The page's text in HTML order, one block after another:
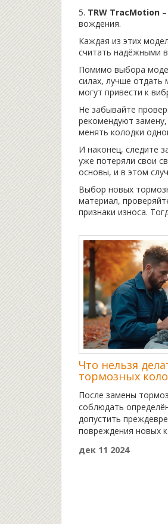
5. TRW TracMotion
вождения.
Каждая из этих
считать надёжными
Помимо выбора
силах, лучше отдать
могут привести к
Не забывайте
рекомендуют
менять колодки
И наконец, следите
уже потеряли свои
основы, и в этом
Выбор новых
материал,
признаки износа.
Что нельзя
тормозных
рекомендации
После замены
соблюдать
допустить
повреждения новых
избегать резкого
дек 11 2024